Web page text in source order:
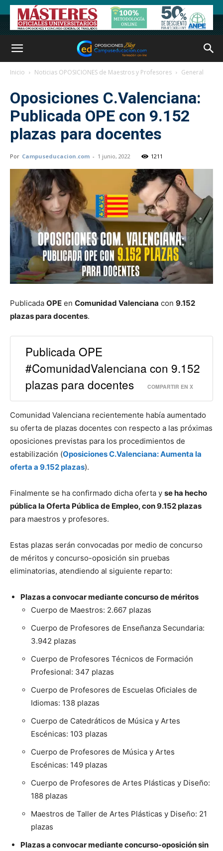
Inicio Noticias OPOSICIONES de Maestros y Profesores General
Oposiciones C.Valenciana:
Publicada OPE con 9.152
plazas para docentes
Por Campuseducacion.com - 1 junio, 2022 1211
Publicada OPE en Comunidad Valenciana con 9.152
plazas para docentes.
Publicada OPE
#ComunidadValenciana con 9.152
plazas para docentes
COMPARTIR EN X
Comunidad Valenciana recientemente había aumentado
su oferta de plazas docentes con respecto a las próximas
oposiciones previstas para los procedimientos de
estabilización (Oposiciones C.Valenciana: Aumenta la
oferta a 9.152 plazas).
Finalmente se ha confirmado dicha oferta y se ha hecho
pública la Oferta Pública de Empleo, con 9.152 plazas
para maestros y profesores.
Estas plazas serán convocadas por medio de concurso
de méritos y concurso-oposición sin pruebas
eliminatorias, atendiendo al siguiente reparto:
Plazas a convocar mediante concurso de méritos
Cuerpo de Maestros: 2.667 plazas
Cuerpo de Profesores de Enseñanza Secundaria:
3.942 plazas
Cuerpo de Profesores Técnicos de Formación
Profesional: 347 plazas
Cuerpo de Profesores de Escuelas Oficiales de
Idiomas: 138 plazas
Cuerpo de Catedráticos de Música y Artes
Escénicas: 103 plazas
Cuerpo de Profesores de Música y Artes
Escénicas: 149 plazas
Cuerpo de Profesores de Artes Plásticas y Diseño:
188 plazas
Maestros de Taller de Artes Plásticas y Diseño: 21
plazas
Plazas a convocar mediante concurso-oposición sin